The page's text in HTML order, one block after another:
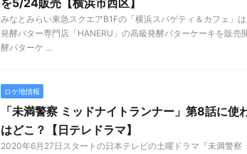
を5/24販売【横浜市西区】
みなとみらい東急スクエアB1Fの「横浜スパゲティ＆カフェ」
発酵バター専門店「HANERU」の高級発酵バターケーキを販売
酵バターケ ...
ロケ地情報
「未満警察 ミッドナイトランナー」第8話に使
はどこ？【日テレドラマ】
2020年6月27日スタートの日本テレビの土曜ドラマ『未満警察